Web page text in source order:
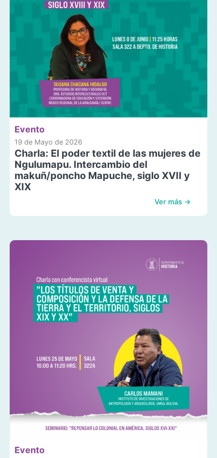
Evento
19 de Mayo de 2026
Charla: El poder textil de las mujeres de
Ngulumapu. Intercambio del
makuñ/poncho Mapuche, siglo XVII y
XIX
Ver más →
Evento